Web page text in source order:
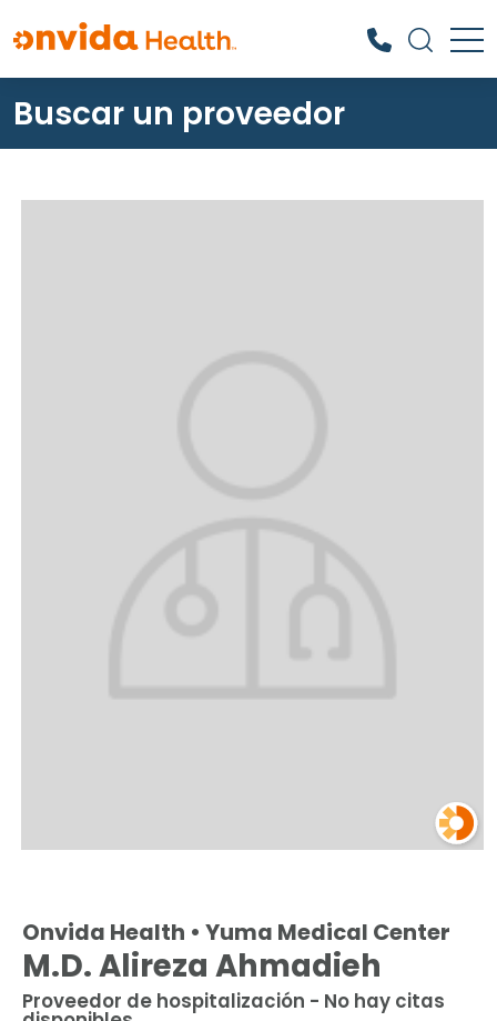
¿Qué podemos ayudarle a
encontrar?
Buscar un proveedor
Onvida Health • Yuma Medical Center
M.D. Alireza Ahmadieh
Proveedor de hospitalización - No hay citas